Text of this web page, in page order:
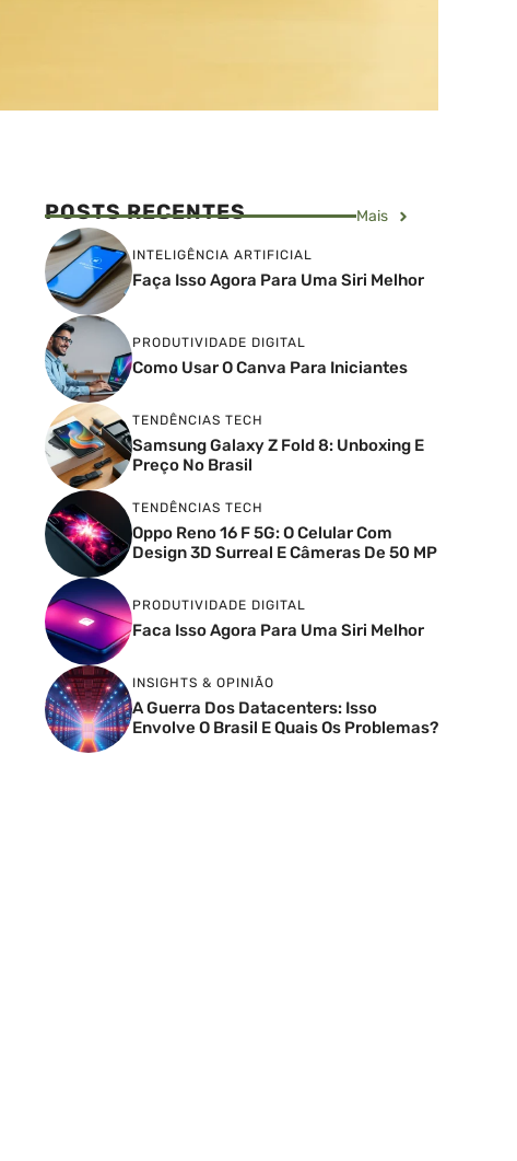
POSTS RECENTES Mais
INTELIGÊNCIA ARTIFICIAL
Faça Isso Agora Para Uma Siri Melhor
PRODUTIVIDADE DIGITAL
Como Usar O Canva Para Iniciantes
TENDÊNCIAS TECH
Samsung Galaxy Z Fold 8: Unboxing E
Preço No Brasil
TENDÊNCIAS TECH
Oppo Reno 16 F 5G: O Celular Com
Design 3D Surreal E Câmeras De 50 MP
PRODUTIVIDADE DIGITAL
Faca Isso Agora Para Uma Siri Melhor
INSIGHTS & OPINIÃO
A Guerra Dos Datacenters: Isso
Envolve O Brasil E Quais Os Problemas?